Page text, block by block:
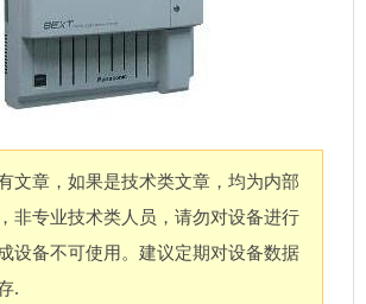
文章，如果是技术类文章，均为内部
非专业技术类人员，请勿对设备进行
设备不可使用。建议定期对设备数据
.